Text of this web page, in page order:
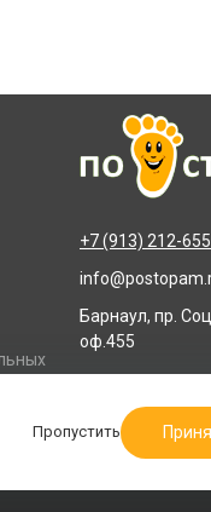
+7 (913) 212-
Барнаул, пр.
оф.455
Пропустить